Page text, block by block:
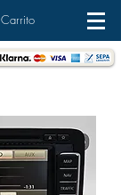
Carrito